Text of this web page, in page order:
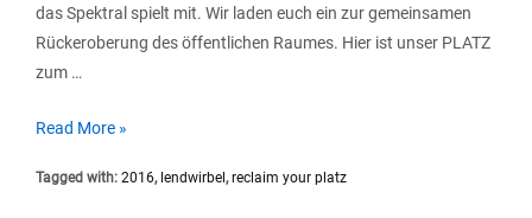
das Spektral spielt mit. Wir laden euch ein zur gemeinsamen
Rückeroberung des öffentlichen Raumes. Hier ist unser PLATZ
zum …
Lendwirbel
mit
Read More »
Tagged with: 2016, lendwirbel ,reclaim your platz